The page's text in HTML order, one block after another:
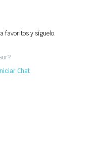
favoritos y síguelo.
Chat